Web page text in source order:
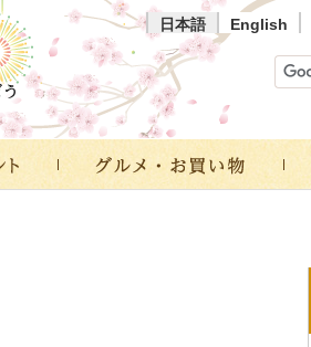
日本語 English